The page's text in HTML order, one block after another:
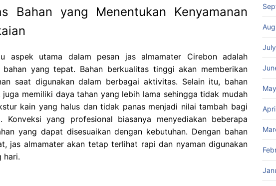
Bahan yang Menentukan Kenyamanan
aspek utama dalam pesan jas almamater Cirebon adalah
bahan yang tepat. Bahan berkualitas tinggi akan memberikan
saat digunakan dalam berbagai aktivitas. Selain itu, bahan
memiliki daya tahan yang lebih lama sehingga tidak mudah
kain yang halus dan tidak panas menjadi nilai tambah bagi
Konveksi yang profesional biasanya menyediakan beberapa
yang dapat disesuaikan dengan kebutuhan. Dengan bahan
jas almamater akan tetap terlihat rapi dan nyaman digunakan
hari.